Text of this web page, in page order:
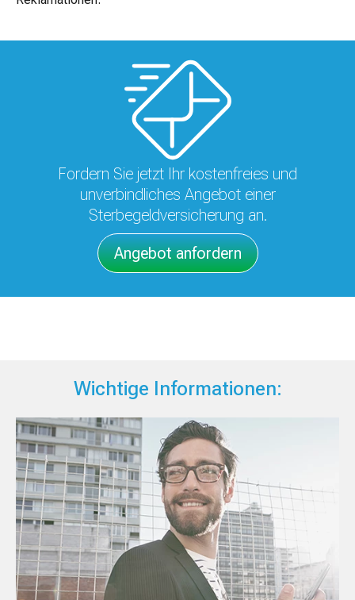
Fordern Sie jetzt Ihr kostenfreies und
unverbindliches Angebot einer
Sterbegeldversicherung an.
Angebot anfordern
Wichtige Informationen: